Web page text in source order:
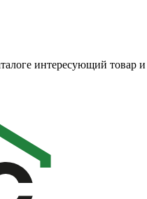
интересующий товар